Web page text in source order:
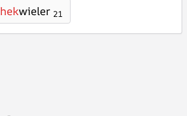
hekwieler 21